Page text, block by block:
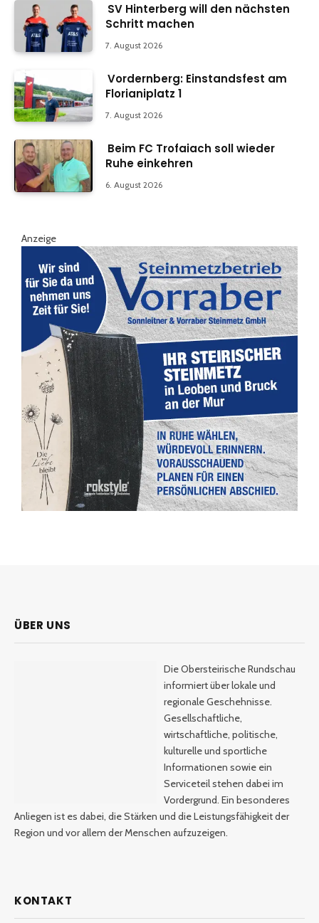
SV Hinterberg will den nächsten
Schritt machen
7. August 2026
Vordernberg: Einstandsfest am
Florianiplatz 1
7. August 2026
Beim FC Trofaiach soll wieder
Ruhe einkehren
6. August 2026
Anzeige
ÜBER UNS
Die Obersteirische Rundschau
informiert über lokale und
regionale Geschehnisse.
Gesellschaftliche,
wirtschaftliche, politische,
kulturelle und sportliche
Informationen sowie ein
Serviceteil stehen dabei im
Vordergrund. Ein besonderes
Anliegen ist es dabei, die Stärken und die Leistungsfähigkeit der
Region und vor allem der Menschen aufzuzeigen.
KONTAKT